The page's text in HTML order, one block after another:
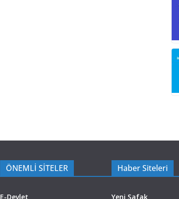
ÖNEMLİ SİTELER
E-Devlet
Haber Siteleri
Yeni Şafak